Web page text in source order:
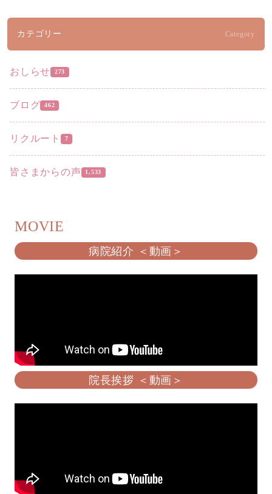
カテゴリー Category
おしらせ 273
ブログ 462
リクルート 7
皆さまからの声 1,533
MOVIE
病院紹介 ＜動画＞
院長挨拶 ＜動画＞